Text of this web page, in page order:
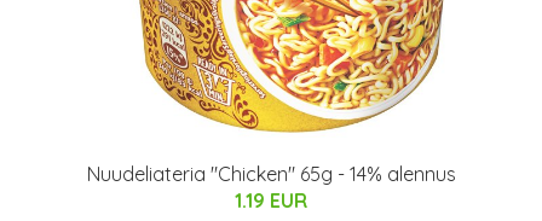
Nuudeliateria "Chicken" 65g - 14% alennus
1.19 EUR